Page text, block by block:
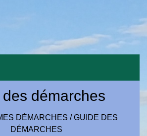
démarches
DÉMARCHES /GUIDE DES
DÉMARCHES